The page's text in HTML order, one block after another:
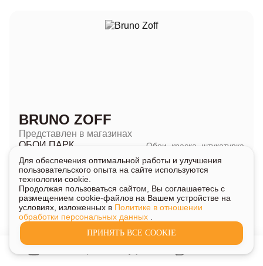
BRUNO ZOFF
Представлен в магазинах
ОБОИ ПАРК
Обои, краска, штукатурка
C
Для обеспечения оптимальной работы и улучшения
пользовательского опыта на сайте используются
технологии cookie.
Продолжая пользоваться сайтом, Вы соглашаетесь с
размещением cookie-файлов на Вашем устройстве на
условиях, изложенных в Политике в отношении
обработки персональных данных
ПРИНЯТЬ ВСЕ COOKIE